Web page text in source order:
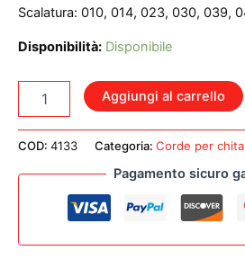
Scalatura: 010, 014, 023, 030, 039,
Disponibilità: Disponibile
M170
PER
ACUSTICA
LIGHT
Aggiungi al carrello
COD: 4133 Categoria: Corde per
Pagamento sicuro